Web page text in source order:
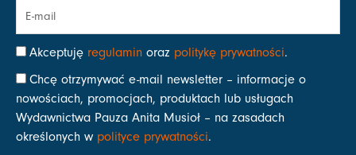
Akceptuję regulamin oraz politykę prywatności.
Chcę otrzymywać e-mail newsletter – informacje o
nowościach, promocjach, produktach lub usługach
Wydawnictwa Pauza Anita Musioł – na zasadach
określonych w polityce prywatności.